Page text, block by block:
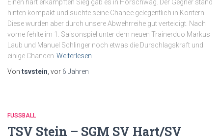
Einen hart erkämpften Sieg gab es in Hörschwag. Der Gegner stand
hinten kompakt und suchte seine Chance gelegentlich in Kontern.
Diese wurden aber durch unsere Abwehrreihe gut verteidigt. Nach
vorne fehlte im 1. Saisonspiel unter dem neuen Trainerduo Markus
Laub und Manuel Schlinger noch etwas die Durschlagskraft und
einige Chancen Weiterlesen…
Von tsvstein , vor 6 Jahren
FUSSBALL
TSV Stein – SGM SV Hart/SV